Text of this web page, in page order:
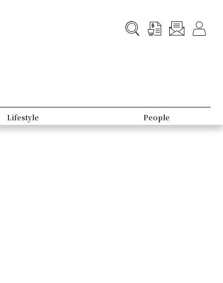
Lifestyle People